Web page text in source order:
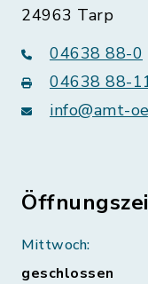
24963 Tarp
04638 88-0
04638 88-
info@amt-
Mittwoch:
geschlossen